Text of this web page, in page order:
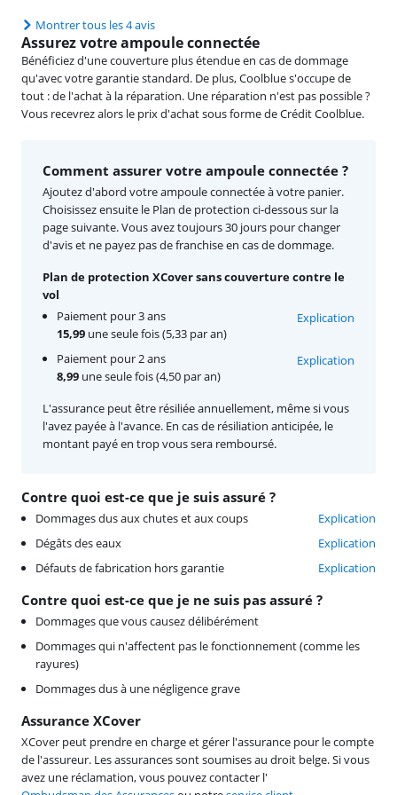
Montrer tous les 4 avis
Assurez votre ampoule connectée
Bénéficiez d'une couverture plus étendue en cas de dommage
qu'avec votre garantie standard. De plus, Coolblue s'occupe de
tout : de l'achat à la réparation. Une réparation n'est pas possible ?
Vous recevrez alors le prix d'achat sous forme de Crédit Coolblue.
Contre quoi est-ce que je suis assuré ?
Dommages dus aux chutes et aux coups
Explication
Dégâts des eaux
Explication
Défauts de fabrication hors garantie
Explication
Contre quoi est-ce que je ne suis pas assuré ?
Dommages que vous causez délibérément
Dommages qui n'affectent pas le fonctionnement (comme les
rayures)
Dommages dus à une négligence grave
Assurance XCover
XCover peut prendre en charge et gérer l'assurance pour le compte
de l'assureur. Les assurances sont soumises au droit belge. Si vous
avez une réclamation, vous pouvez contacter l'
Comment assurer votre ampoule connectée ?
Ajoutez d'abord votre ampoule connectée à votre panier.
Choisissez ensuite le Plan de protection ci-dessous sur la
page suivante. Vous avez toujours 30 jours pour changer
d'avis et ne payez pas de franchise en cas de dommage.
Plan de protection XCover sans couverture contre le
vol
Paiement pour 3 ans
15,99 une seule fois (5,33 par an)
Explication
Paiement pour 2 ans
8,99 une seule fois (4,50 par an)
Explication
L'assurance peut être résiliée annuellement, même si vous
l'avez payée à l'avance. En cas de résiliation anticipée, le
montant payé en trop vous sera remboursé.